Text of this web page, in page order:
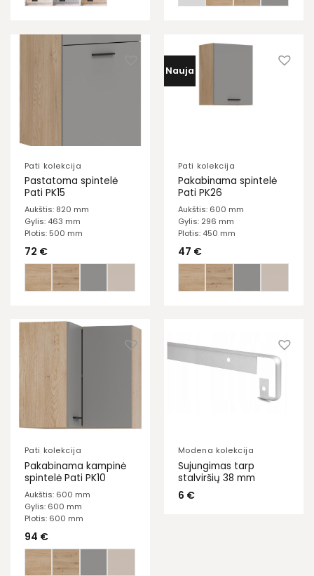
Pati kolekcija
Pastatoma spintelė
Pati PK15
Aukštis: 820 mm
Gylis: 463 mm
Plotis: 500 mm
72 €
Nauja
Pati kolekcija
Pakabinama spintelė
Pati PK26
Aukštis: 600 mm
Gylis: 296 mm
Plotis: 450 mm
47 €
Pati kolekcija
Pakabinama kampinė
spintelė Pati PK10
Aukštis: 600 mm
Gylis: 600 mm
Plotis: 600 mm
94 €
Modena kolekcija
Sujungimas tarp
stalviršių 38 mm
6 €